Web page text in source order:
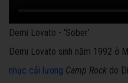
Demi Lovato - 'Sober'
Demi Lovato sinh năm 1992 ở
nhạc cải lương Camp Rock do